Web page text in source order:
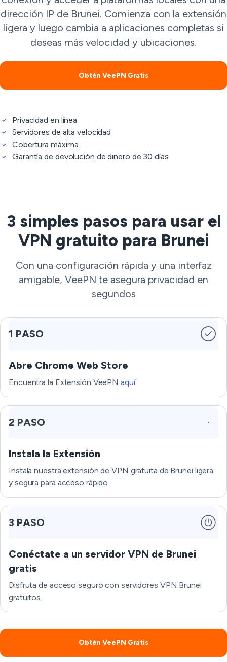
dirección IP de Brunei. Comienza con la extensión
ligera y luego cambia a aplicaciones completas si
deseas más velocidad y ubicaciones.
Obtén VeePN Gratis
Privacidad en línea
Servidores de alta velocidad
Cobertura máxima
Garantía de devolución de dinero de 30 días
3 simples pasos para usar el
VPN gratuito para Brunei
Con una configuración rápida y una interfaz
amigable, VeePN te asegura privacidad en
segundos
1 PASO
Abre Chrome Web Store
Encuentra la Extensión VeePNaquí
2 PASO
Instala la Extensión
Instala nuestra extensión de VPN gratuita de Brunei ligera
y segura para acceso rápido.
3 PASO
Conéctate a un servidor VPN de Brunei
gratis
Disfruta de acceso seguro con servidores VPN Brunei
gratuitos.
Obtén VeePN Gratis